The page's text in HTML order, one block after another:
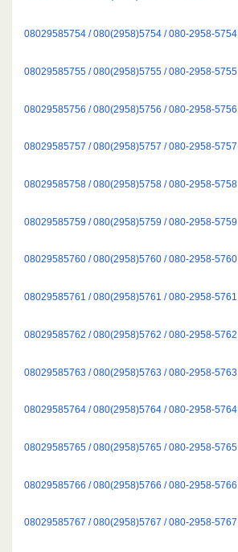
08029585754 / 080(2958)5754 / 080-2958-5754
08029585755 / 080(2958)5755 / 080-2958-5755
08029585756 / 080(2958)5756 / 080-2958-5756
08029585757 / 080(2958)5757 / 080-2958-5757
08029585758 / 080(2958)5758 / 080-2958-5758
08029585759 / 080(2958)5759 / 080-2958-5759
08029585760 / 080(2958)5760 / 080-2958-5760
08029585761 / 080(2958)5761 / 080-2958-5761
08029585762 / 080(2958)5762 / 080-2958-5762
08029585763 / 080(2958)5763 / 080-2958-5763
08029585764 / 080(2958)5764 / 080-2958-5764
08029585765 / 080(2958)5765 / 080-2958-5765
08029585766 / 080(2958)5766 / 080-2958-5766
08029585767 / 080(2958)5767 / 080-2958-5767